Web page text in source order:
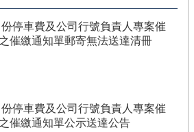
停車費及公司行號負責人專案催
催繳通知單郵寄無法送達清冊
停車費及公司行號負責人專案催
催繳通知單公示送達公告